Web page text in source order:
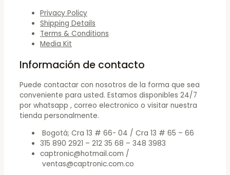
Privacy Policy
Shipping Details
Terms & Conditions
Media Kit
Información de contacto
Puede contactar con nosotros de la forma que sea
conveniente para usted. Estamos disponibles 24/7
por whatsapp , correo electronico o visitar nuestra
tienda personalmente.
Bogotá; Cra 13 # 66- 04 / Cra 13 # 65 – 66
315 890 2921 – 212 35 68 – 348 3983
captronic@hotmail.com /
ventas@captronic.com.co